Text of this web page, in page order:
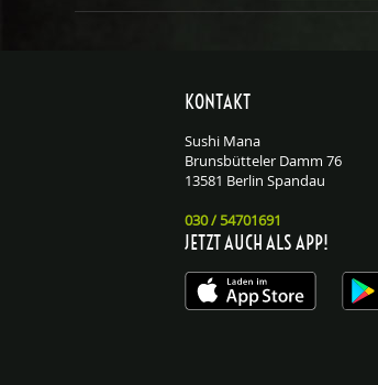
KONTAKT
Sushi Mana
Brunsbütteler Damm 76
13581 Berlin Spandau
030 / 54701691
JETZT AUCH ALS APP!